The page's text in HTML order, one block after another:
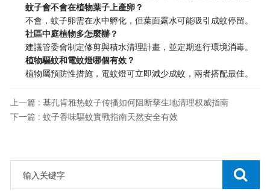
​蚊子會不會在植物葉子上產卵？​
不會，蚊子卵需在水中孵化，但葉面露水可能吸引成蚊停留。
​社區中庭植物多怎麼辦？​
建議管委會制定修剪與積水清理計畫，並定期進行環境消毒。
​植物驅蚊和電蚊燈哪個有效？​
植物屬預防性措施，電蚊燈可立即減少成蚊，兩者搭配最佳。
上一篇 : 基孔肯雅热蚊子传播如何阻断孳生地清理权威指南
下一篇 : 蚊子香味驅蚊實戰指南天然安全有效